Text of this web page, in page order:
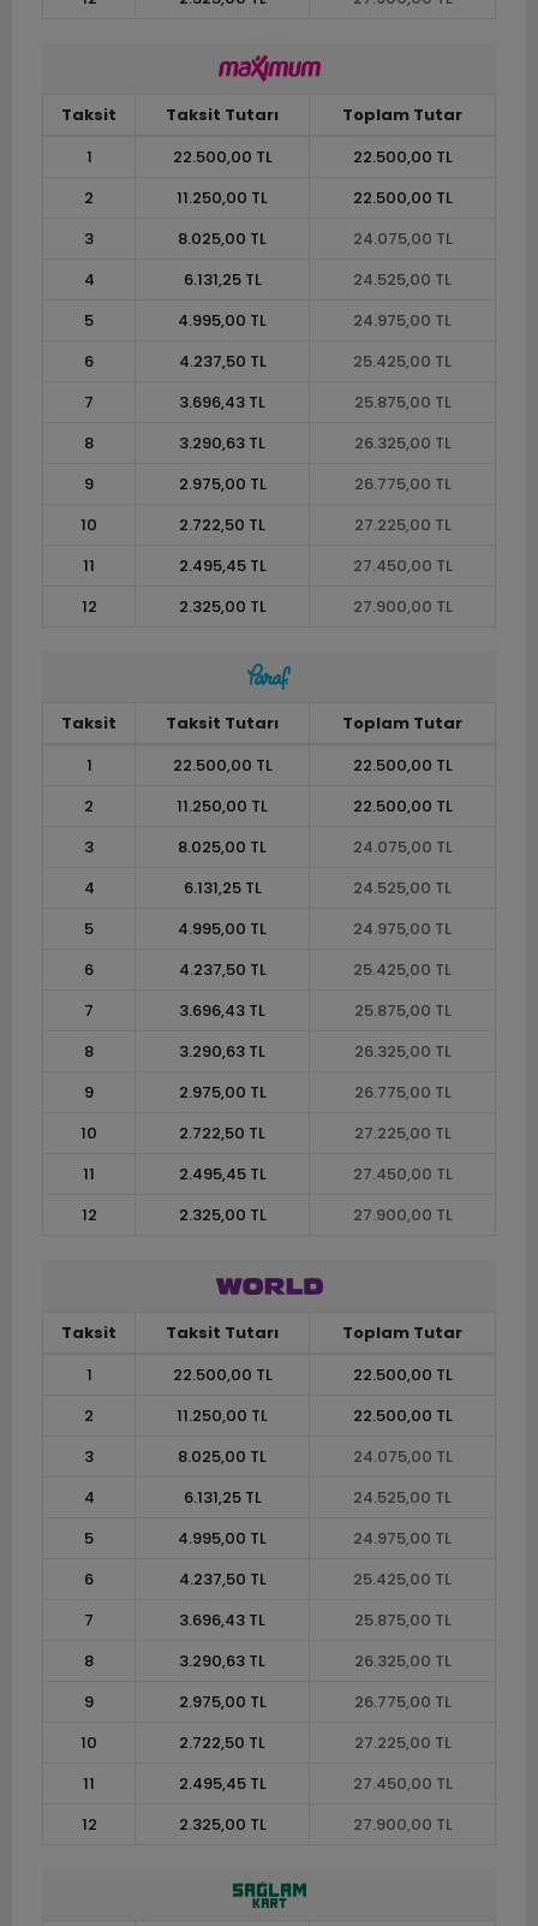
Taksit Taksit Tutarı
Toplam Tutar
1
22.500,00 TL
22.500,00 TL
2
11.250,00 TL
22.500,00 TL
3
8.025,00 TL
24.075,00 TL
4
6.131,25 TL
24.525,00 TL
5
4.995,00 TL
24.975,00 TL
6
4.237,50 TL
25.425,00 TL
7
3.696,43 TL
25.875,00 TL
8
3.290,63 TL
26.325,00 TL
9
2.975,00 TL
26.775,00 TL
10
2.722,50 TL
27.225,00 TL
11
2.495,45 TL
27.450,00 TL
12
2.325,00 TL 27.900,00 TL
Taksit Taksit Tutarı
Toplam Tutar
1
22.500,00 TL
22.500,00 TL
2
11.250,00 TL
22.500,00 TL
3
8.025,00 TL
24.075,00 TL
4
6.131,25 TL
24.525,00 TL
5
4.995,00 TL
24.975,00 TL
6
4.237,50 TL
25.425,00 TL
7
3.696,43 TL
25.875,00 TL
8
3.290,63 TL
26.325,00 TL
9
2.975,00 TL
26.775,00 TL
10
2.722,50 TL
27.225,00 TL
11
2.495,45 TL
27.450,00 TL
12
2.325,00 TL 27.900,00 TL
Taksit Taksit Tutarı
Toplam Tutar
1
22.500,00 TL
22.500,00 TL
2
11.250,00 TL
22.500,00 TL
3
8.025,00 TL
24.075,00 TL
4
6.131,25 TL
24.525,00 TL
5
4.995,00 TL
24.975,00 TL
6
4.237,50 TL
25.425,00 TL
7
3.696,43 TL
25.875,00 TL
8
3.290,63 TL
26.325,00 TL
9
2.975,00 TL
26.775,00 TL
10
2.722,50 TL
27.225,00 TL
11
2.495,45 TL
27.450,00 TL
12
2.325,00 TL 27.900,00 TL